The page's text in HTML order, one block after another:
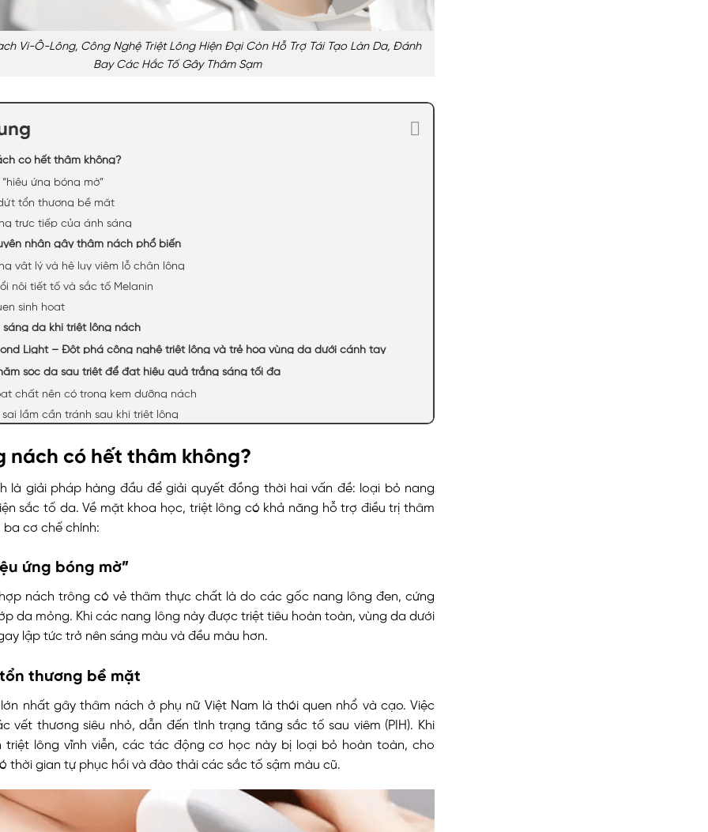
Vi-Ô-Lông, Công Nghệ Triệt Lông Hiện Đại Còn Hỗ Trợ Tái Tạo Làn Da, Đánh
Bay Các Hắc Tố Gây Thâm Sạm
có hết thâm không?
ứng bóng mờ”
tổn thương bề mặt
trực tiếp của ánh sáng
nhân gây thâm nách phổ biến
vật lý và hệ lụy viêm lỗ chân lông
nội tiết tố và sắc tố Melanin
sinh hoạt
sáng da khi triệt lông nách
Light – Đột phá công nghệ triệt lông và trẻ hóa vùng da dưới cánh tay
sóc da sau triệt để đạt hiệu quả trắng sáng tối đa
chất nên có trong kem dưỡng nách
sai lầm cần tránh sau khi triệt lông
nách có hết thâm không?
là giải pháp hàng đầu để giải quyết đồng thời hai vấn đề: loại bỏ nang
sắc tố da. Về mặt khoa học, triệt lông có khả năng hỗ trợ điều trị thâm
cơ chế chính:
ứng bóng mờ”
nách trông có vẻ thâm thực chất là do các gốc nang lông đen, cứng
da mỏng. Khi các nang lông này được triệt tiêu hoàn toàn, vùng da dưới
lập tức trở nên sáng màu và đều màu hơn.
thương bề mặt
nhất gây thâm nách ở phụ nữ Việt Nam là thói quen nhổ và cạo. Việc
vết thương siêu nhỏ, dẫn đến tình trạng tăng sắc tố sau viêm (PIH). Khi
triệt lông vĩnh viễn, các tác động cơ học này bị loại bỏ hoàn toàn, cho
thời gian tự phục hồi và đào thải các sắc tố sậm màu cũ.